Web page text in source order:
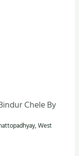
Chele By
,West